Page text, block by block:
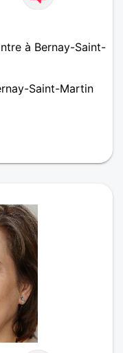
à Bernay-Saint-
Saint-Martin